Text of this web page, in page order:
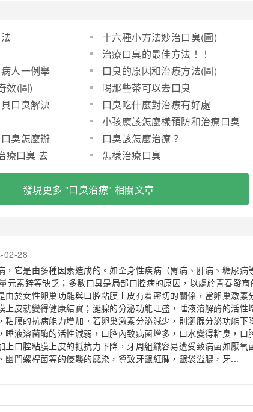
十六種小方法妙治口臭(圖)
治療口臭的最佳方法！！
人一例舉
口臭的原因和治療方法(圖)
效(圖)
喝那些茶可以去口臭
口臭解決
口臭吃什麼對治療有好處
小孩應該怎麼樣預防和治療口臭
臭怎麼辦
口臭該怎麼治療？
療口臭 去
怎樣治療口臭
發現更多 "口臭治療" 相關文章
02-28
，它是由多種因素造成的。如全身性疾病（胃病、肝病、糖尿病
元素鋅等缺乏；多數口臭是局部口腔病的原因，以處於青春發育
由於女性卵巢功能與口腔粘膜上皮有着密切的關係，當卵巢激素
上皮就變得健康結實；涎腺的分泌功能旺盛，唾液溶解酶的活性
粘膜的抗病能力增加。若卵巢激素分泌減少，則涎腺分泌功能下
唾液溶菌酶的活性減弱，口腔內致病菌增多，口水變得粘臭，口
上口腔粘膜上皮的抵抗力下降，牙周組織容易遭受致病菌如厭氧
幽門螺桿菌等的侵襲的感染，導致牙齦紅腫，齦袋溢膿，牙...